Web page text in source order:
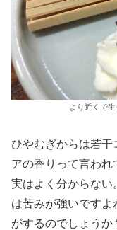
より近くで
ひやむぎからは若干
アの香りって言わ
実はよく分からない
は苦みが強いです
がするのでしょう